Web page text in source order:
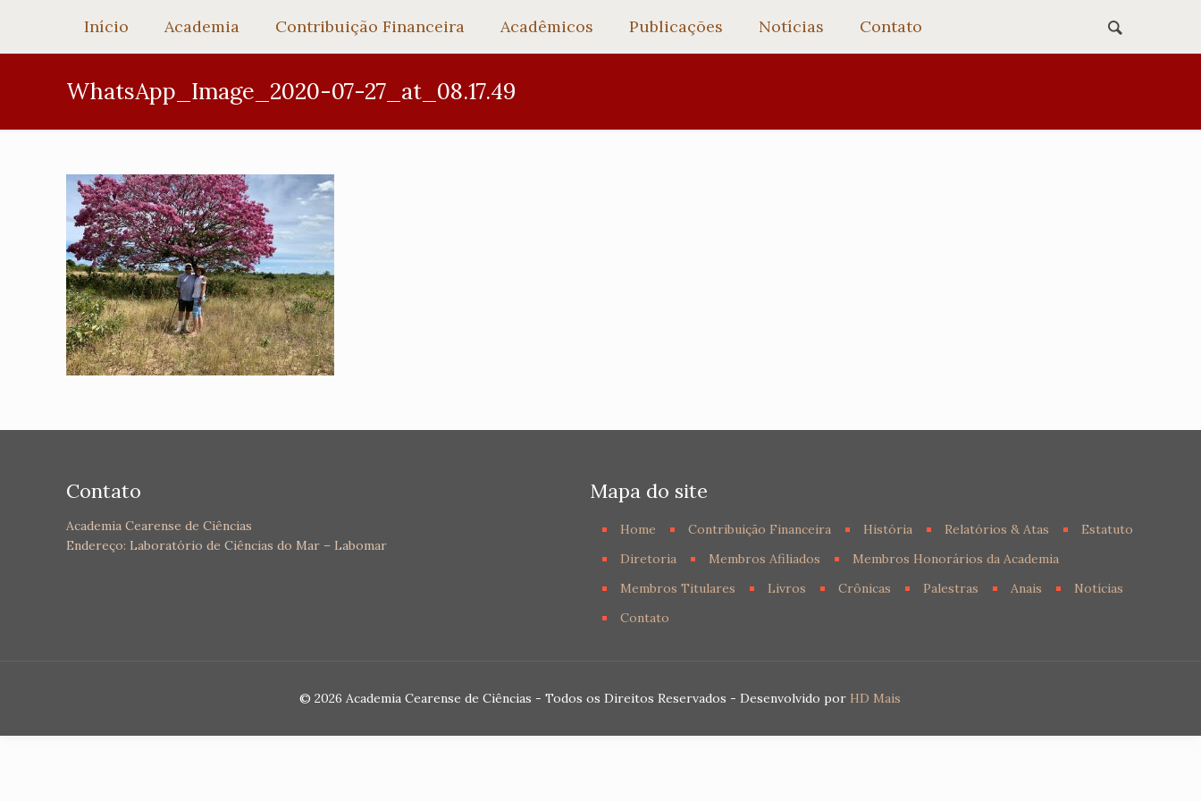
Início Academia Contribuição Financeira Acadêmicos Publicações Notícias Contato
WhatsApp_Image_2020-07-27_at_08.17.49
Contato
Academia Cearense de Ciências
Endereço: Laboratório de Ciências do Mar – Labomar
Mapa do site
Home Contribuição Financeira História Relatórios & Atas
Estatuto
Diretoria
Membros Afiliados
Membros Honorários da Academia
Membros Titulares
Livros Crônicas Palestras Anais
Notícias
Contato
© 2026 Academia Cearense de Ciências - Todos os Direitos Reservados - Desenvolvido por HD Mais